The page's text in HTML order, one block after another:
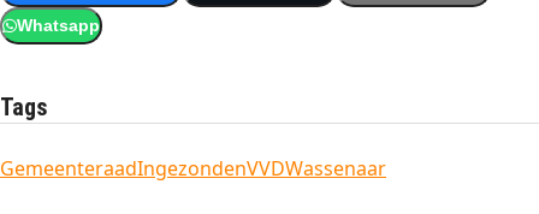
Whatsapp
Tags
GemeenteraadIngezondenVVDWassenaar